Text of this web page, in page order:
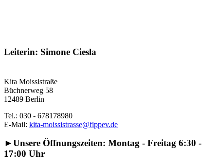
Leiterin: Simone Ciesla
Kita Moissistraße
Büchnerweg 58
12489 Berlin
Tel.: 030 - 678178980
E-Mail: kita-moissistrasse@fippev.de
►Unsere Öffnungszeiten: Montag - Freitag 6:30 -
17:00 Uhr